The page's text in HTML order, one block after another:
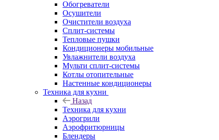
Обогреватели
Осушители
Очистители воздуха
Сплит-системы
Тепловые пушки
Кондиционеры мобильные
Увлажнители воздуха
Мульти сплит-системы
Котлы отопительные
Настенные кондиционеры
Техника для кухни
Назад
Техника для кухни
Аэрогрили
Аэрофритюрницы
Блендеры